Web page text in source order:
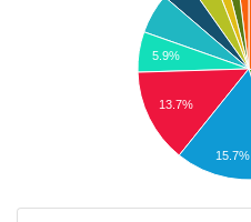
5.9%
13.7%
15.7%